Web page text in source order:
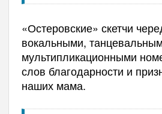
«Остеровские» скетчи
вокальными,
мультипликационными
слов благодарности и
наших мама.